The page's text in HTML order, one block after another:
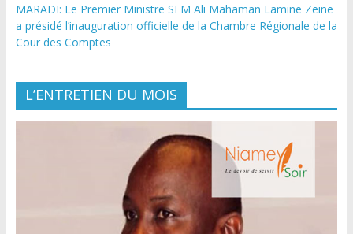
MARADI: Le Premier Ministre SEM Ali Mahaman Lamine Zeine
a présidé l’inauguration officielle de la Chambre Régionale de la
Cour des Comptes
L’ENTRETIEN DU MOIS